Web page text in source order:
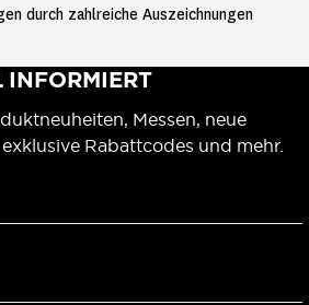
durch zahlreiche Auszeichnungen
INFORMIERT
Messen, neue
Rabattcodes und mehr.